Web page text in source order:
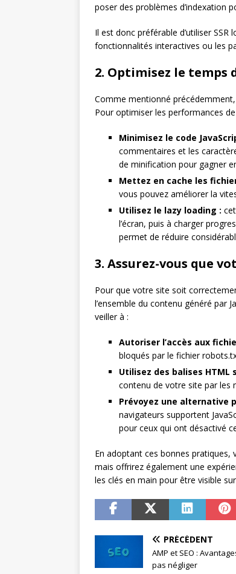
poser des problèmes d’indexation
Il est donc préférable d’utiliser
fonctionnalités interactives ou les
2. Optimisez le
Comme mentionné
Pour optimiser les performances
Minimisez le code
commentaires et les
de minification pour gagner
Mettez en cache les
vous pouvez améliorer la
Utilisez le lazy loading :
l’écran, puis à charger
permet de réduire
3. Assurez-vous que
Pour que votre site soit
l’ensemble du contenu généré par
veiller à :
Autoriser l’accès aux
bloqués par le fichier
Utilisez des balises HTML
contenu de votre site par les
Prévoyez une alternative
navigateurs supportent
pour ceux qui ont désactivé
En adoptant ces bonnes
mais offrirez également une
les clés en main pour être visible
PRÉCÉDENT
AMP et SEO :
pas négliger